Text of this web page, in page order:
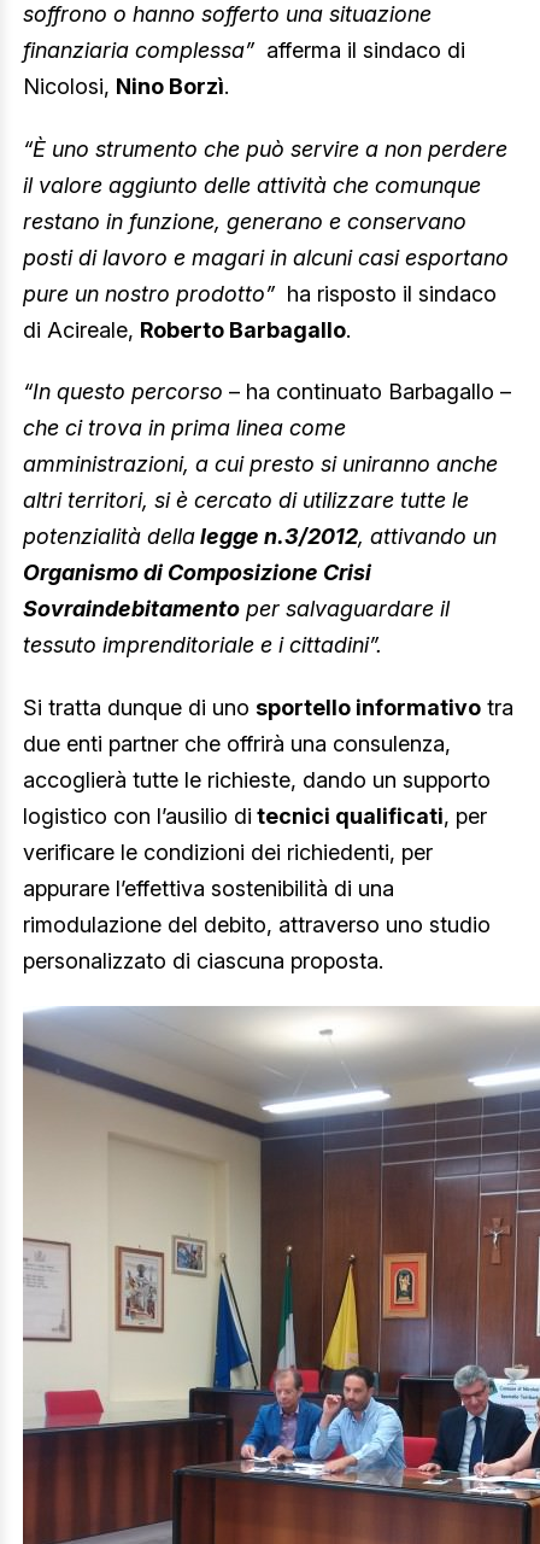
soffrono o hanno sofferto una situazione
finanziaria complessa” afferma il sindaco di
Nicolosi, Nino Borzì.
“È uno strumento che può servire a non perdere
il valore aggiunto delle attività che comunque
restano in funzione, generano e conservano
posti di lavoro e magari in alcuni casi esportano
pure un nostro prodotto” ha risposto il sindaco
di Acireale, Roberto Barbagallo.
“In questo percorso – ha continuato Barbagallo –
che ci trova in prima linea come
amministrazioni, a cui presto si uniranno anche
altri territori, si è cercato di utilizzare tutte le
potenzialità dellalegge n.3/2012, attivando un
Organismo di Composizione Crisi
Sovraindebitamento per salvaguardare il
tessuto imprenditoriale e i cittadini”.
Si tratta dunque di uno sportello informativo tra
due enti partner che offrirà una consulenza,
accoglierà tutte le richieste, dando un supporto
logistico con l’ausilio di tecnici qualificati, per
verificare le condizioni dei richiedenti, per
appurare l’effettiva sostenibilità di una
rimodulazione del debito, attraverso uno studio
personalizzato di ciascuna proposta.